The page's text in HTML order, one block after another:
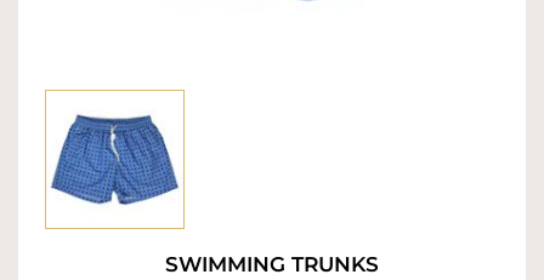
SWIMMING TRUNKS